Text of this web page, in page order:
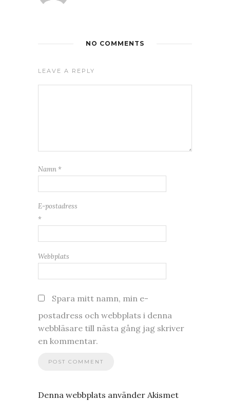
NO COMMENTS
LEAVE A REPLY
Namn *
E-postadress
*
Webbplats
Spara mitt namn, min e-
postadress och webbplats i denna
webbläsare till nästa gång jag skriver
en kommentar.
Denna webbplats använder Akismet